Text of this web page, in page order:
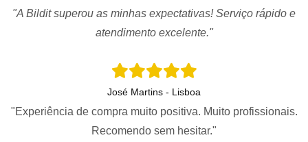
"A Bildit superou as minhas expectativas! Serviço rápido e
atendimento excelente."
José Martins - Lisboa
"Experiência de compra muito positiva. Muito profissionais.
Recomendo sem hesitar."